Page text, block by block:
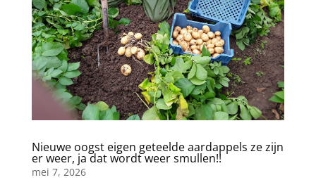
Nieuwe oogst eigen geteelde aardappels ze zijn
er weer, ja dat wordt weer smullen!!
mei 7, 2026